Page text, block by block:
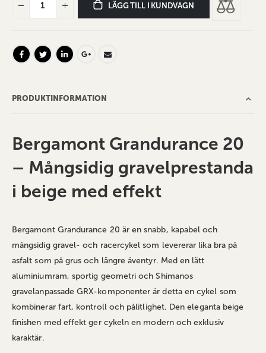
LÄGG TILL I KUNDVAGN
PRODUKTINFORMATION
Bergamont Grandurance 20
– Mångsidig gravelprestanda
i beige med effekt
Bergamont Grandurance 20 är en snabb, kapabel och
mångsidig gravel- och racercykel som levererar lika bra på
asfalt som på grus och längre äventyr. Med en lätt
aluminiumram, sportig geometri och Shimanos
gravelanpassade GRX-komponenter är detta en cykel som
kombinerar fart, kontroll och pålitlighet. Den eleganta beige
finishen med effekt ger cykeln en modern och exklusiv
karaktär.